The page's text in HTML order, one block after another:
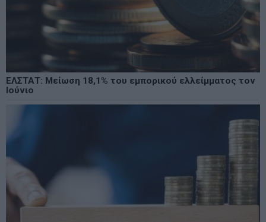
ΕΛΣΤΑΤ: Μείωση 18,1% του εμπορικού ελλείμματος τον
Ιούνιο